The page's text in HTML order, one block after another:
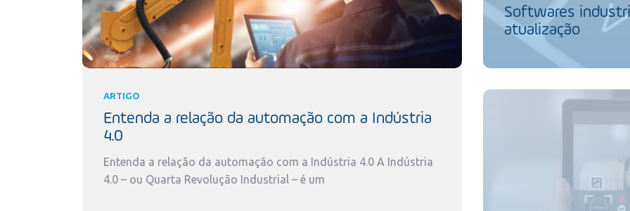
ARTIGO
Entenda a relação da automação com a Indústria
4.0
Entenda a relação da automação com a Indústria 4.0 A Indústria
4.0 – ou Quarta Revolução Industrial – é um
Softwares
atualização